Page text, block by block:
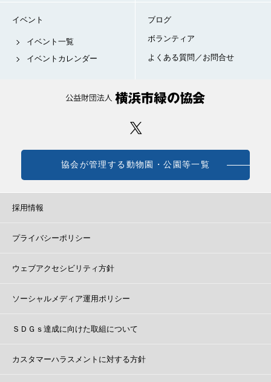
イベント
イベント一覧
イベントカレンダー
ブログ
ボランティア
よくある質問／お問合せ
協会が管理する動物園・公園等一覧
採用情報
プライバシーポリシー
ウェブアクセシビリティ方針
ソーシャルメディア運用ポリシー
ＳＤＧｓ達成に向けた取組について
カスタマーハラスメントに対する方針